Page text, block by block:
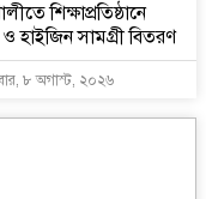
শিক্ষাপ্রতিষ্ঠানে
ও হাইজিন সামগ্রী বিতরণ
৮ অগাস্ট, ২০২৬